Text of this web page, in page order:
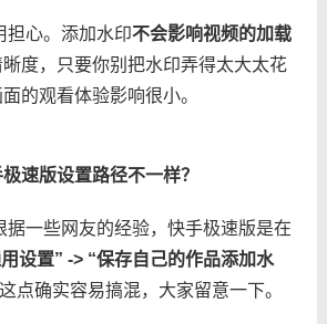
担心。添加水印​​不会影响视频的加载
度，只要你别把水印弄得太大太花
的观看体验影响很小。
速版设置路径不一样？​
据一些网友的经验，快手极速版是在
设置” -> “保存自己的作品添加水
点确实容易搞混，大家留意一下。